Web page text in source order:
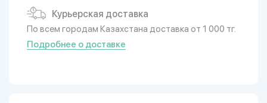
Курьерская доставка
По всем городам Казахстана доставка от 1 000 тг.
Подробнее о доставке